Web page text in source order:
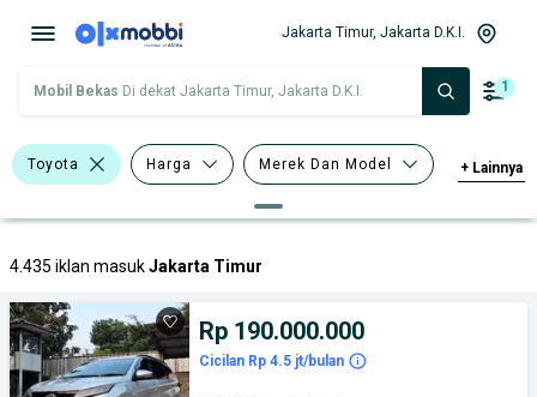
Jakarta Timur, Jakarta D.K.I.
Mobil Bekas Di dekat Jakarta Timur, Jakarta D.K.I. 1
Toyota Harga Merek Dan Model + Lainnya
4.435 iklan masukJakarta Timur
Rp 190.000.000
Cicilan Rp 4.5 jt/bulan